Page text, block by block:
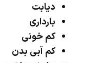
دیابت
بارداری
کم خونی
کم آبی بدن